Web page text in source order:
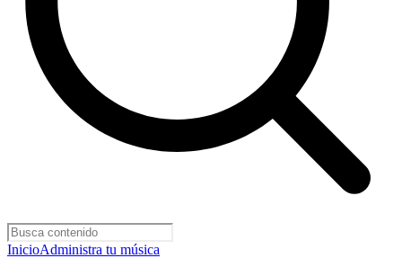
InicioAdministra tu música